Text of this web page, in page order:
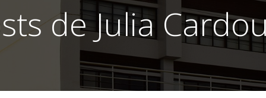
deJulia